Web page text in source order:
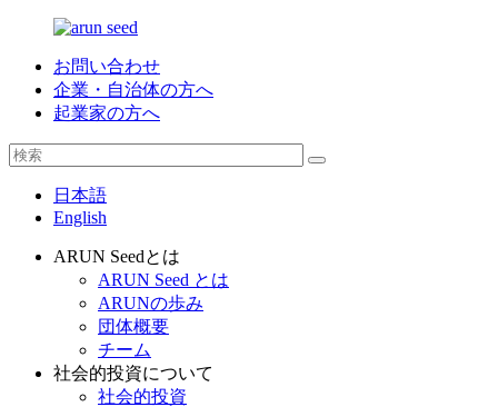
お問い合わせ
企業・自治体の方へ
起業家の方へ
日本語
English
ARUN Seedとは
ARUN Seed とは
ARUNの歩み
団体概要
チーム
社会的投資について
社会的投資